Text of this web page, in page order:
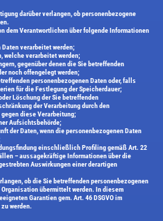
darüber verlangen, ob personenbezogene
dem Verantwortlichen über folgende Informationen
verarbeitet werden;
welche verarbeitet werden;
gegenüber denen die Sie betreffenden
noch offengelegt werden;
personenbezogenen Daten oder, falls
für die Festlegung der Speicherdauer;
Löschung der Sie betreffenden
der Verarbeitung durch den
diese Verarbeitung;
Aufsichtsbehörde;
der Daten, wenn die personenbezogenen Daten
einschließlich Profiling gemäß Art. 22
– aussagekräftige Informationen über die
Auswirkungen einer derartigen
ob die Sie betreffenden personenbezogenen
übermittelt werden. In diesem
Garantien gem. Art. 46 DSGVO im
werden.